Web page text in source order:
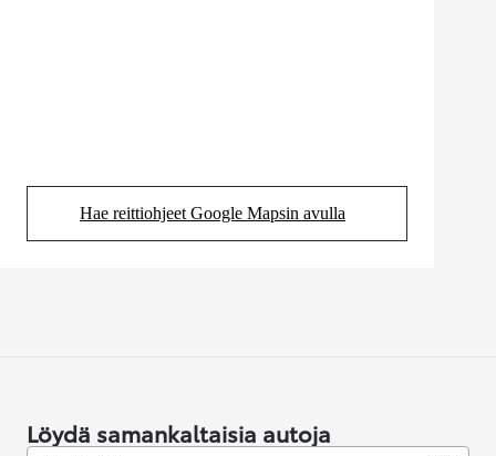
Hae reittiohjeet Google Mapsin avulla
(Aukeaa uudessa välilehdessä)
Löydä samankaltaisia autoja